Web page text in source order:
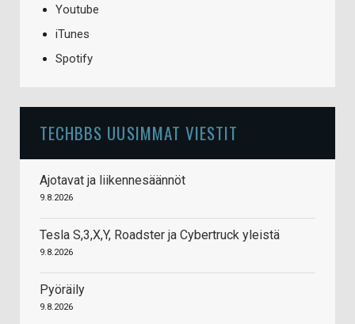
Youtube
iTunes
Spotify
TECHBBS UUSIMMAT VIESTIT
Ajotavat ja liikennesäännöt
9.8.2026
Tesla S,3,X,Y, Roadster ja Cybertruck yleistä
9.8.2026
Pyöräily
9.8.2026